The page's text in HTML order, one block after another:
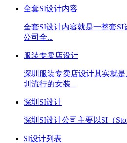
全套SI设计内容
全套SI设计内容就是一整套
公司全...
服装专卖店设计
深圳服装专卖店设计其实就
圳流行的女装...
深圳SI设计
深圳SI设计公司主要以SI（
SI设计列表